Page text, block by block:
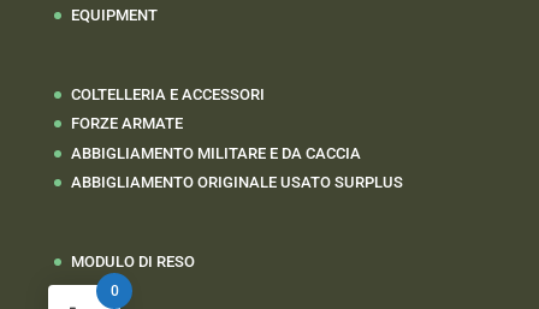
EQUIPMENT
COLTELLERIA E ACCESSORI
FORZE ARMATE
ABBIGLIAMENTO MILITARE E DA CACCIA
ABBIGLIAMENTO ORIGINALE USATO SURPLUS
MODULO DI RESO
0